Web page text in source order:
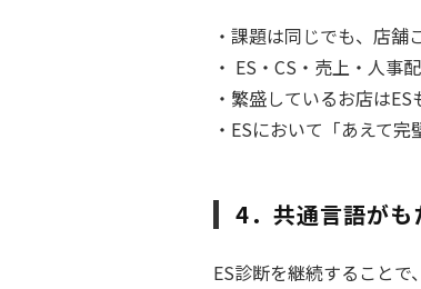
・課題は同じでも、店舗
・ ES・CS・売上・人事
・繁盛しているお店は
・ESにおいて「あえて
4．共通言語がも
ES診断を継続すること